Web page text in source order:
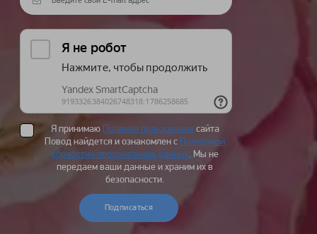
Я принимаю Правила пользования сайта
Повод найдется и ознакомлен с Политикой
обработки персональных данных. Мы не
передаем ваши данные и храним их в
безопасности.
Подписаться